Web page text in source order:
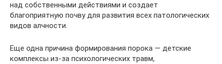
над собственными действиями и создает
благоприятную почву для развития всех патологических
видов алчности.
Еще одна причина формирования порока — детские
комплексы из-за психологических травм,